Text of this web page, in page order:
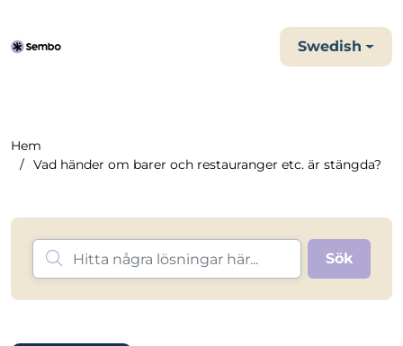
Swedish
Hem
Vad händer om barer och restauranger etc. är stängda?